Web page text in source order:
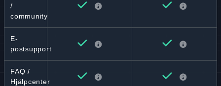
/
community
E-
postsupport
FAQ /
Hjälpcenter